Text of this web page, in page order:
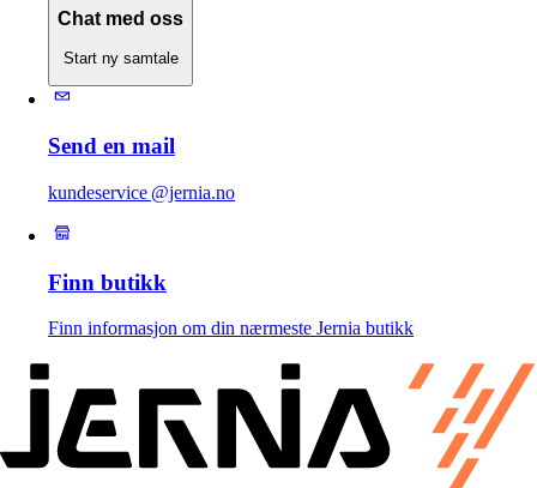
Chat med oss
Start ny samtale
Send en mail
kundeservice @jernia.no
Finn butikk
Finn informasjon om din nærmeste Jernia butikk